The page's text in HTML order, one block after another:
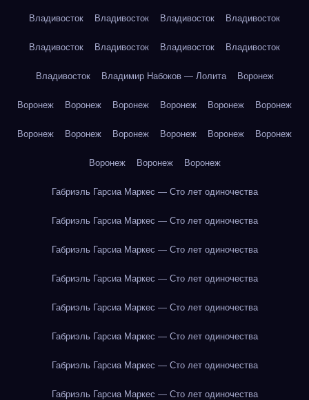
Владивосток Владивосток Владивосток Владивосток
Владивосток Владивосток Владивосток Владивосток
Владивосток Владимир Набоков — Лолита Воронеж
Воронеж Воронеж Воронеж Воронеж Воронеж Воронеж
Воронеж Воронеж Воронеж Воронеж Воронеж Воронеж
Воронеж Воронеж Воронеж
Габриэль Гарсиа Маркес — Сто лет одиночества
Габриэль Гарсиа Маркес — Сто лет одиночества
Габриэль Гарсиа Маркес — Сто лет одиночества
Габриэль Гарсиа Маркес — Сто лет одиночества
Габриэль Гарсиа Маркес — Сто лет одиночества
Габриэль Гарсиа Маркес — Сто лет одиночества
Габриэль Гарсиа Маркес — Сто лет одиночества
Габриэль Гарсиа Маркес — Сто лет одиночества